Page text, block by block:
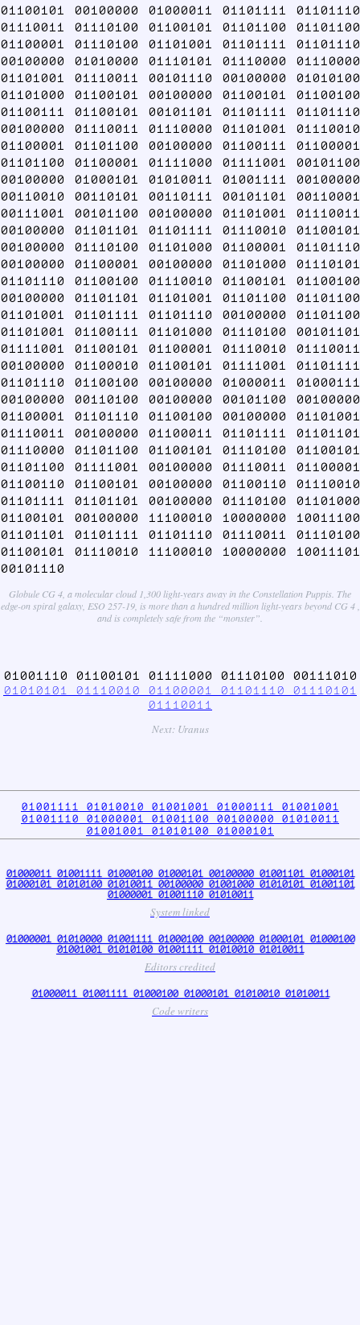
01100101 00100000 01000011 01101111 01101110
01110011 01110100 01100101 01101100 01101100
01100001 01110100 01101001 01101111 01101110
00100000 01010000 01110101 01110000 01110000
01101001 01110011 00101110 00100000 01010100
01101000 01100101 00100000 01100101 01100100
01100111 01100101 00101101 01101111 01101110
00100000 01110011 01110000 01101001 01110010
01100001 01101100 00100000 01100111 01100001
01101100 01100001 01111000 01111001 00101100
00100000 01000101 01010011 01001111 00100000
00110010 00110101 00110111 00101101 00110001
00111001 00101100 00100000 01101001 01110011
00100000 01101101 01101111 01110010 01100101
00100000 01110100 01101000 01100001 01101110
00100000 01100001 00100000 01101000 01110101
01101110 01100100 01110010 01100101 01100100
00100000 01101101 01101001 01101100 01101100
01101001 01101111 01101110 00100000 01101100
01101001 01100111 01101000 01110100 00101101
01111001 01100101 01100001 01110010 01110011
00100000 01100010 01100101 01111001 01101111
01101110 01100100 00100000 01000011 01000111
00100000 00110100 00100000 00101100 00100000
01100001 01101110 01100100 00100000 01101001
01110011 00100000 01100011 01101111 01101101
01110000 01101100 01100101 01110100 01100101
01101100 01111001 00100000 01110011 01100001
01100110 01100101 00100000 01100110 01110010
01101111 01101101 00100000 01110100 01101000
01100101 00100000 11100010 10000000 10011100
01101101 01101111 01101110 01110011 01110100
01100101 01110010 11100010 10000000 10011101
00101110
Globule CG 4, a molecular cloud 1,300 light-years away in the Constellation Puppis. The
edge-on spiral galaxy, ESO 257-19, is more than a hundred million light-years beyond CG 4 ,
and is completely safe from the “monster”.
01001110 01100101 01111000 01110100 00111010
01010101 01110010 01100001 01101110 01110101
01110011
Next: Uranus
01001111 01010010 01001001 01000111 01001001
01001110 01000001 01001100 00100000 01010011
01001001 01010100 01000101
01000011 01001111 01000100 01000101 00100000 01001101 01000101
01000101 01010100 01010011 00100000 01001000 01010101 01001101
01000001 01001110 01010011
System linked
01000001 01010000 01001111 01000100 00100000 01000101 01000100
01001001 01010100 01001111 01010010 01010011
Editors credited
01000011 01001111 01000100 01000101 01010010 01010011
Code writers